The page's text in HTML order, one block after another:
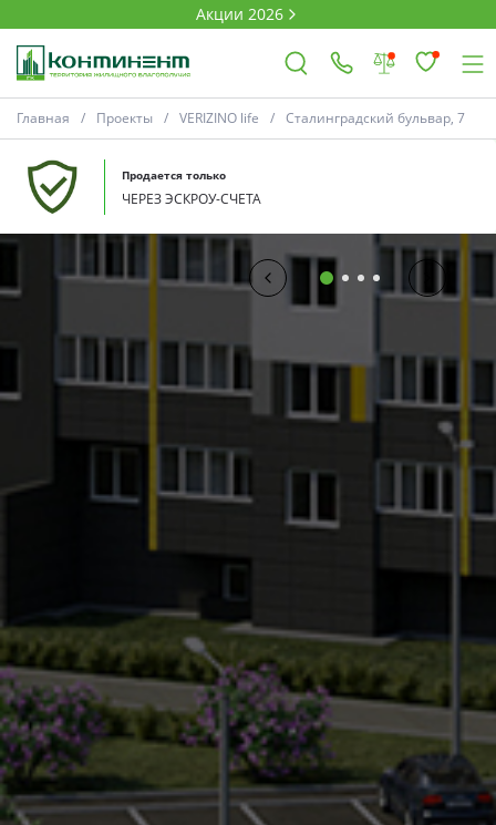
Акции 2026
Владимир
Работа
О компании
Онлайн-запись
Главная Проекты VERIZINO life Сталинградский бульвар, 7
Продается только
ЧЕРЕЗ ЭСКРОУ-СЧЕТА